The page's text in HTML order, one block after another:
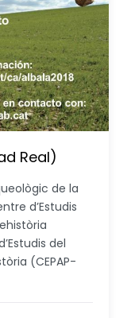
Real)
de la
d’Estudis
del
(CEPAP-